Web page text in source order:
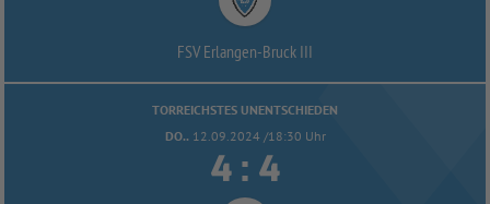
FSV Erlangen-Bruck III
TORREICHSTES UNENTSCHIEDEN
DO.. 12.09.2024 /18:30 Uhr
 : 